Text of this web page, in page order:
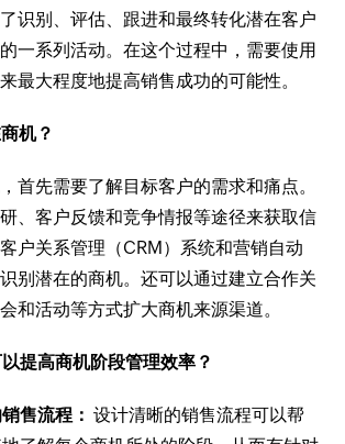
识别、评估、跟进和最终转化潜在客户
一系列活动。在这个过程中，需要使用
最大程度地提高销售成功的可能性。
机？
首先需要了解目标客户的需求和痛点。
、客户反馈和竞争情报等途径来获取信
户关系管理（CRM）系统和营销自动
别潜在的商机。还可以通过建立合作关
和活动等方式扩大商机来源渠道。
提高商机阶段管理效率？
售流程： 设计清晰的销售流程可以帮